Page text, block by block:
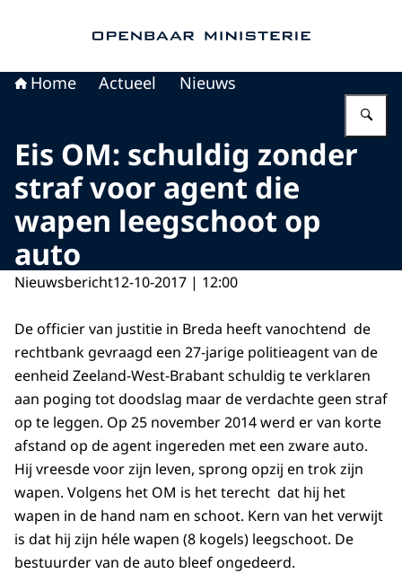
Home Actueel Nieuws
Eis OM: schuldig zonder
straf voor agent die
wapen leegschoot op
auto
Nieuwsbericht12-10-2017 | 12:00
De officier van justitie in Breda heeft vanochtend de
rechtbank gevraagd een 27-jarige politieagent van de
eenheid Zeeland-West-Brabant schuldig te verklaren
aan poging tot doodslag maar de verdachte geen straf
op te leggen. Op 25 november 2014 werd er van korte
afstand op de agent ingereden met een zware auto.
Hij vreesde voor zijn leven, sprong opzij en trok zijn
wapen. Volgens het OM is het terecht dat hij het
wapen in de hand nam en schoot. Kern van het verwijt
is dat hij zijn héle wapen (8 kogels) leegschoot. De
bestuurder van de auto bleef ongedeerd.